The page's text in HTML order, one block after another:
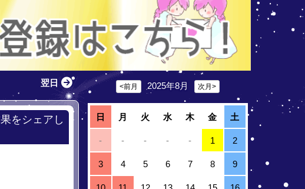
翌日
をシェアし
<前月 2025年8月 次月>
日 月 火 水 木 金 土
- - - - - 1 2
3 4 5 6 7 8 9